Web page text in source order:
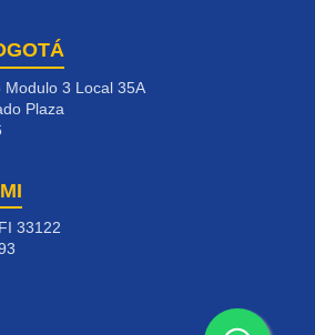
Modulo 3 Local 35A
Plaza
33122